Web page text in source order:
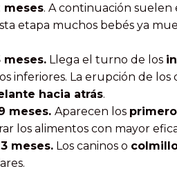
meses. A continuación suelen
etapa muchos bebés ya
meses. Llega el turno de los
inferiores. La erupción de
hacia atrás.
meses. Aparecen los
los alimentos con mayor
meses. Los caninos o